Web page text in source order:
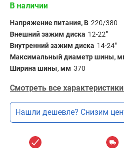
В наличии
Напряжение питания, В 220/380
Внешний зажим диска 12-22"
Внутренний зажим диска 14-24"
Максимальный диаметр шины,
Ширина шины, мм 370
Смотреть все
Нашли дешевле? Снизим